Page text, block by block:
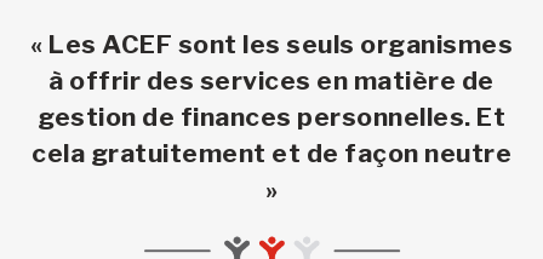
« Les ACEF sont les seuls organismes
à offrir des services en matière de
gestion de finances personnelles. Et
cela gratuitement et de façon neutre
»